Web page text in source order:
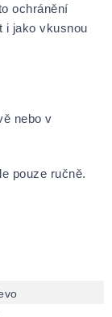
ochránění
i jako vkusnou
nebo v
pouze ručně.